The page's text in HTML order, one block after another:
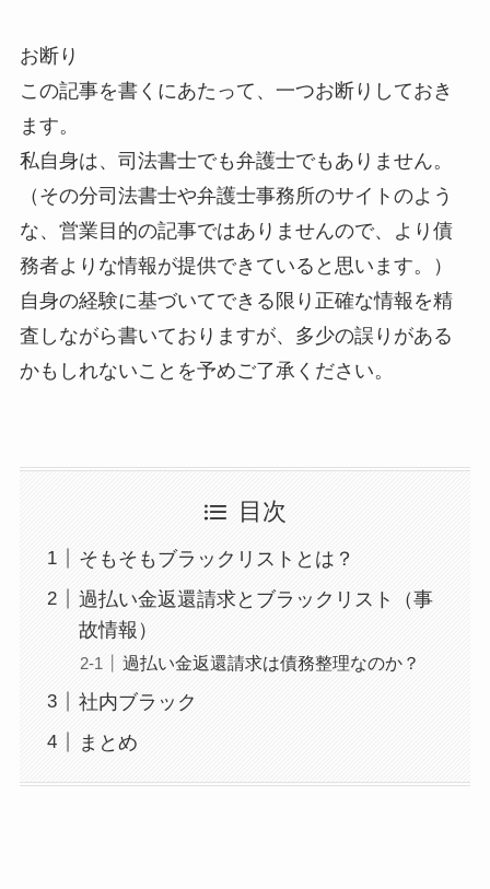
お断り
この記事を書くにあたって、一つお断りしておき
ます。
私自身は、司法書士でも弁護士でもありません。
（その分司法書士や弁護士事務所のサイトのよう
な、営業目的の記事ではありませんので、より債
務者よりな情報が提供できていると思います。）
自身の経験に基づいてできる限り正確な情報を精
査しながら書いておりますが、多少の誤りがある
かもしれないことを予めご了承ください。
目次
そもそもブラックリストとは？
過払い金返還請求とブラックリスト（事
故情報）
過払い金返還請求は債務整理なのか？
社内ブラック
まとめ